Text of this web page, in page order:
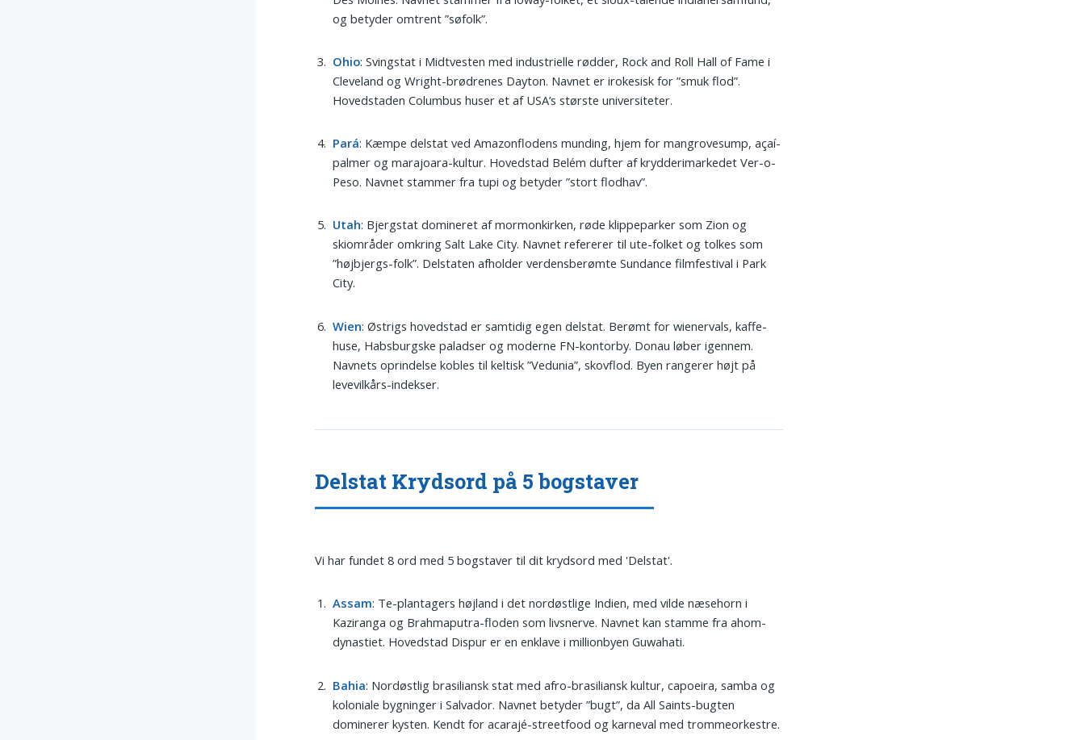
og betyder omtrent ”søfolk”.
Ohio: Svingstat i Midtvesten med industrielle rødder, Rock and Roll Hall of Fame i
Cleveland og Wright-brødrenes Dayton. Navnet er irokesisk for ”smuk flod”.
Hovedstaden Columbus huser et af USA’s største universiteter.
Pará: Kæmpe delstat ved Amazonflodens munding, hjem for mangrovesump, açaí-
palmer og marajoara-kultur. Hovedstad Belém dufter af krydderimarkedet Ver-o-
Peso. Navnet stammer fra tupi og betyder ”stort flodhav”.
Utah: Bjergstat domineret af mormonkirken, røde klippeparker som Zion og
skiområder omkring Salt Lake City. Navnet refererer til ute-folket og tolkes som
”højbjergs-folk”. Delstaten afholder verdensberømte Sundance filmfestival i Park
City.
Wien: Østrigs hovedstad er samtidig egen delstat. Berømt for wienervals, kaffe­
huse, Habsburgske paladser og moderne FN-kontorby. Donau løber igennem.
Navnets oprindelse kobles til keltisk ”Vedunia”, skovflod. Byen rangerer højt på
levevilkårs-indekser.
Delstat Krydsord på 5 bogstaver
Vi har fundet 8 ord med 5 bogstaver til dit krydsord med 'Delstat'.
Assam: Te-plantagers højland i det nordøstlige Indien, med vilde næsehorn i
Kaziranga og Brahmaputra-floden som livsnerve. Navnet kan stamme fra ahom-
dynastiet. Hovedstad Dispur er en enklave i millionbyen Guwahati.
Bahia: Nordøstlig brasiliansk stat med afro-brasiliansk kultur, capoeira, samba og
koloniale bygninger i Salvador. Navnet betyder ”bugt”, da All Saints-bugten
dominerer kysten. Kendt for acarajé-streetfood og karneval med tromme­orkestre.